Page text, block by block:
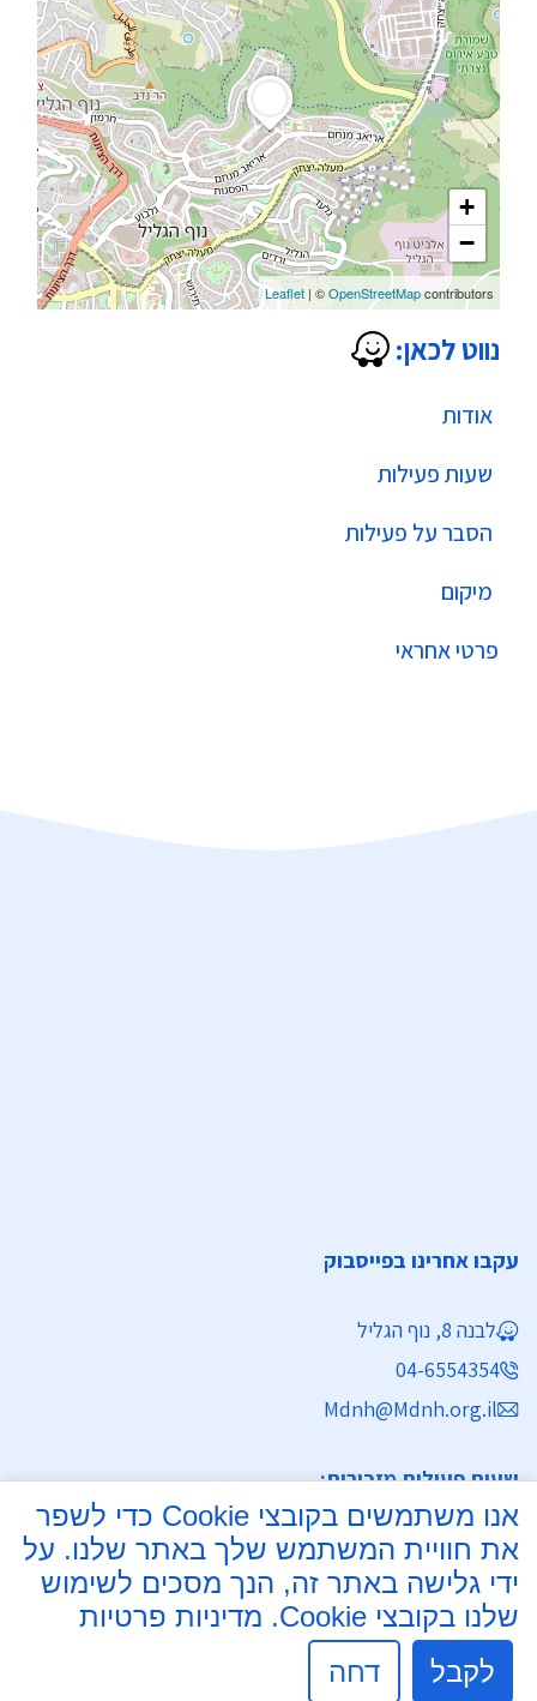
אודות
שעות פעילות
הסבר על פעילות
מיקום
פרטי אחראי
+
−
Leaflet | ©OpenStreetMapcontributors
נווט לכאן:
עקבו אחרינו בפייסבוק
לבנה 8, נוף הגליל
04-6554354
Mdnh@Mdnh.org.il
שעות פעילות מזכירות:
ימים א' - ה' 8:30 - 16:30
מחלקת נישואין
ימים א', ב', ד', ה' 8:00 - 15:30
יום ג' 8:00 - 17:30 רצוף
אנו משתמשים בקובצי Cookie כדי לשפר
את חוויית המשתמש שלך באתר שלנו. על
ידי גלישה באתר זה, הנך מסכים לשימוש
שלנו בקובצי Cookie.
מדיניות פרטיות
לקבל
דחה